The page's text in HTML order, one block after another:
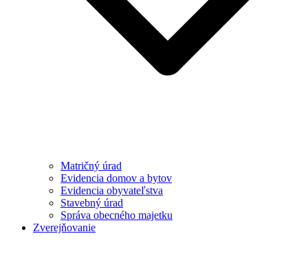
Matričný úrad
Evidencia domov a bytov
Evidencia obyvateľstva
Stavebný úrad
Správa obecného majetku
Zverejňovanie